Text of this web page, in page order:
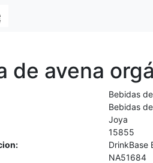
de avena
Bebidas
Bebidas
Joya
15855
DrinkBase
NA51684